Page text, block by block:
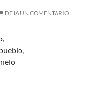
DEJA UN COMENTARIO